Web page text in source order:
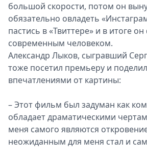
большой скорости, потом он
обязательно овладеть
пастись в «Твиттере» и в итоге он
современным человеком.
Александр Лыков, сыгравший
тоже посетил премьеру и
впечатлениями от картины:
– Этот фильм был задуман как
обладает драматическими
меня самого являются
неожиданным для меня стал и